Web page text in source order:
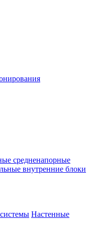
средненапорные
внутренние блоки
Настенные